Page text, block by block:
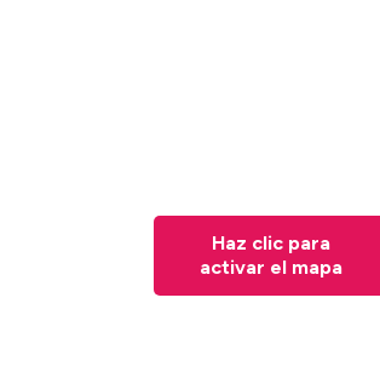
Haz clic para
activar el mapa